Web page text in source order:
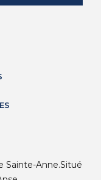
Sainte-Anne.Situé